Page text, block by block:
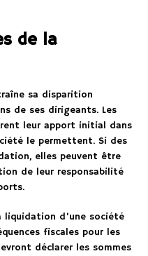
de la
sa disparition
de ses dirigeants. Les
leur apport initial dans
le permettent. Si des
elles peuvent être
de leur responsabilité
d’une société
fiscales pour les
déclarer les sommes